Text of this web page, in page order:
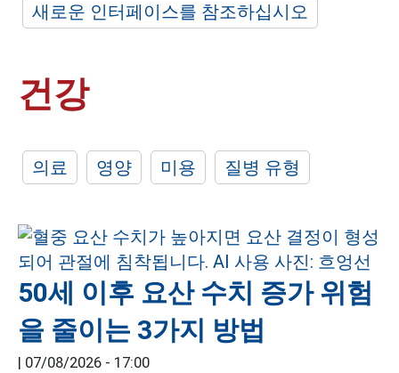
새로운 인터페이스를 참조하십시오
건강
의료 영양 미용 질병 유형
50세 이후 요산 수치 증가 위험
을 줄이는 3가지 방법
| 07/08/2026 - 17:00